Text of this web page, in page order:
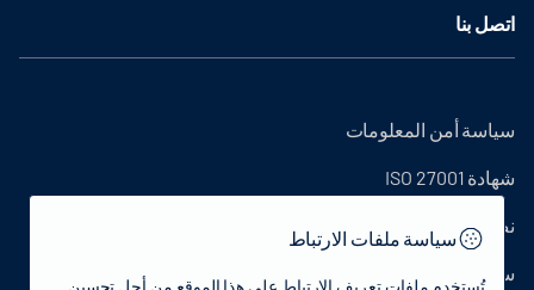
اتصل بنا
سياسة أمن المعلومات
شهادة ISO 27001
نص التوضيح
سياسة الخصوصية
سياسة ملفات الارتباط
تُستخدم ملفات تعريف الارتباط على هذا الموقع من أجل تحسين